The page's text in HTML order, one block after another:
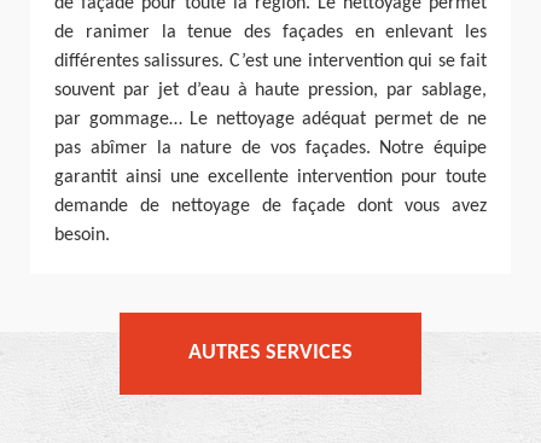
de ranimer la tenue des façades en enlevant les
différentes salissures. C’est une intervention qui se fait
souvent par jet d’eau à haute pression, par sablage,
par gommage… Le nettoyage adéquat permet de ne
pas abîmer la nature de vos façades. Notre équipe
garantit ainsi une excellente intervention pour toute
demande de nettoyage de façade dont vous avez
besoin.
AUTRES SERVICES